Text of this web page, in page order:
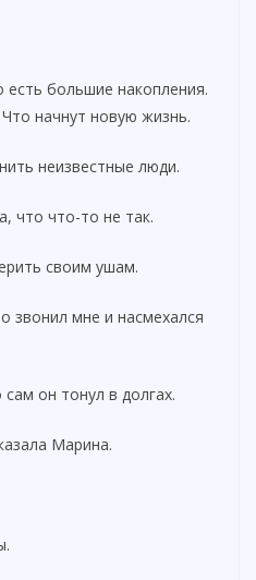
большие накопления.
начнут новую жизнь.
неизвестные люди.
что что-то не так.
своим ушам.
звонил мне и насмехался
он тонул в долгах.
Марина.